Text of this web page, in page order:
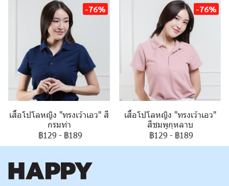
-76%
เสื้อโปโลหญิง "ทรงเว้าเอว" สี
กรมท่า
฿129 - ฿189
-76%
เสื้อโปโลหญิง "ทรงเว้าเอว"
สีชมพูกุหลาบ
฿129 - ฿189